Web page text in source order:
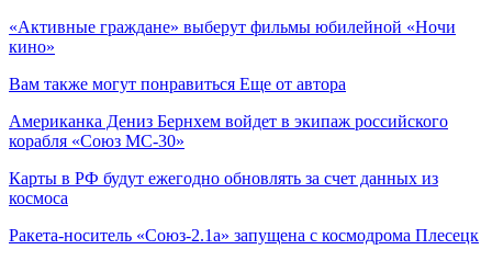
«Активные граждане» выберут фильмы юбилейной «Ночи
кино»
Вам также могут понравиться Еще от автора
Американка Дениз Бернхем войдет в экипаж российского
корабля «Союз МС-30»
Карты в РФ будут ежегодно обновлять за счет данных из
космоса
Ракета-носитель «Союз-2.1а» запущена с космодрома Плесецк